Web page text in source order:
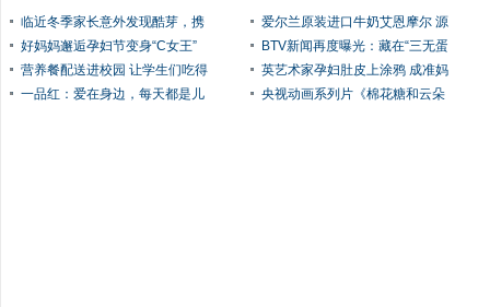
临近冬季家长意外发现酷芽，携
爱尔兰原装进口牛奶艾恩摩尔 源
好妈妈邂逅孕妇节变身“C女王”
BTV新闻再度曝光：藏在“三无蛋
营养餐配送进校园 让学生们吃得
英艺术家孕妇肚皮上涂鸦 成准妈
一品红：爱在身边，每天都是儿
央视动画系列片《棉花糖和云朵